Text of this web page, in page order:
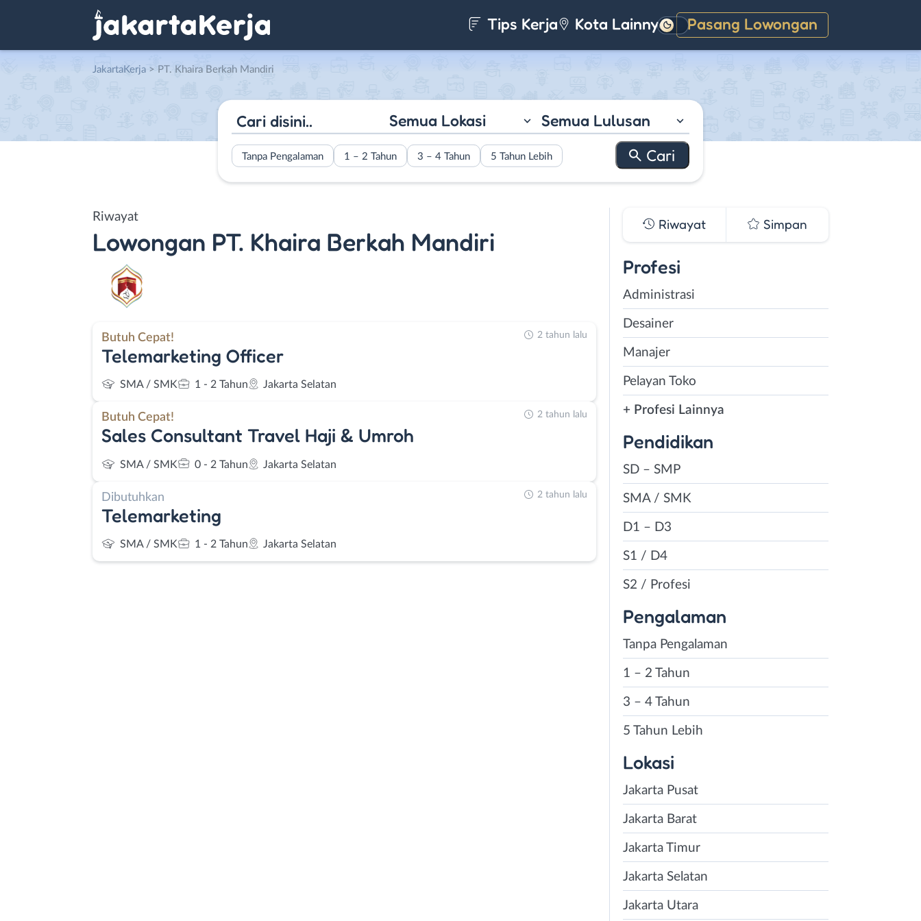
Tips Kerja Kota Lainnya Pasang Lowongan
Gelap
JakartaKerja > PT. Khaira Berkah Mandiri
Semua Lokasi Semua Lulusan
Tanpa Pengalaman 1 – 2 Tahun 3 – 4 Tahun 5 Tahun Lebih
Riwayat
Lowongan PT. Khaira Berkah Mandiri
Butuh Cepat!
Telemarketing Officer
SMA / SMK 1 - 2 Tahun Jakarta Selatan
2 tahun lalu
Butuh Cepat!
Sales Consultant Travel Haji & Umroh
SMA / SMK 0 - 2 Tahun Jakarta Selatan
2 tahun lalu
Dibutuhkan
Telemarketing
SMA / SMK 1 - 2 Tahun Jakarta Selatan
2 tahun lalu
Riwayat Simpan
Profesi
Administrasi
Desainer
Manajer
Pelayan Toko
+ Profesi Lainnya
Pendidikan
SD – SMP
SMA / SMK
D1 – D3
S1 / D4
S2 / Profesi
Pengalaman
Tanpa Pengalaman
1 – 2 Tahun
3 – 4 Tahun
5 Tahun Lebih
Lokasi
Jakarta Pusat
Jakarta Barat
Jakarta Timur
Jakarta Selatan
Jakarta Utara